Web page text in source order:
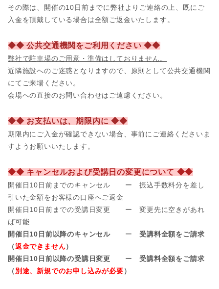
その際は、開催の10日前までに弊社よりご連絡の上、既にご
入金を頂戴している場合は全額ご返金いたします。
◆◆ 公共交通機関をご利用ください ◆◆
弊社で駐車場のご用意・準備はしておりません。
近隣施設へのご迷惑となりますので、原則として公共交通機関
にてご来場ください。
会場への直接のお問い合わせはご遠慮ください。
◆◆ お支払いは、期限内に ◆◆
期限内にご入金が確認できない場合、事前にご連絡くださいま
すようお願いいたします。
◆◆ キャンセルおよび受講日の変更について ◆◆
開催日10日前までのキャンセル ー 振込手数料分を差し
引いた金額をお客様の口座へご返金
開催日10日前までの受講日変更 ー 変更先に空きがあれ
ば可能
開催日10日前以降のキャンセル ー受講料全額をご請求
（返金できません）
開催日10日前以降の受講日変更 ー受講料全額をご請求
（別途、新規でのお申し込みが必要）